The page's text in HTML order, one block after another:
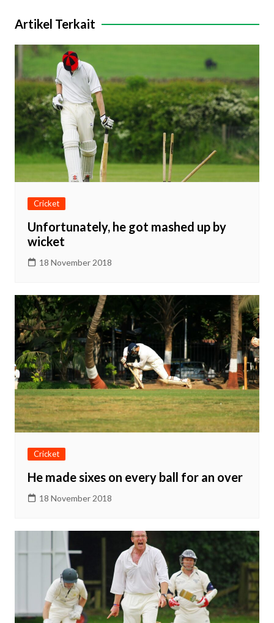
Artikel Terkait
Cricket
Unfortunately, he got mashed up by
wicket
18 November 2018
Cricket
He made sixes on every ball for an over
18 November 2018